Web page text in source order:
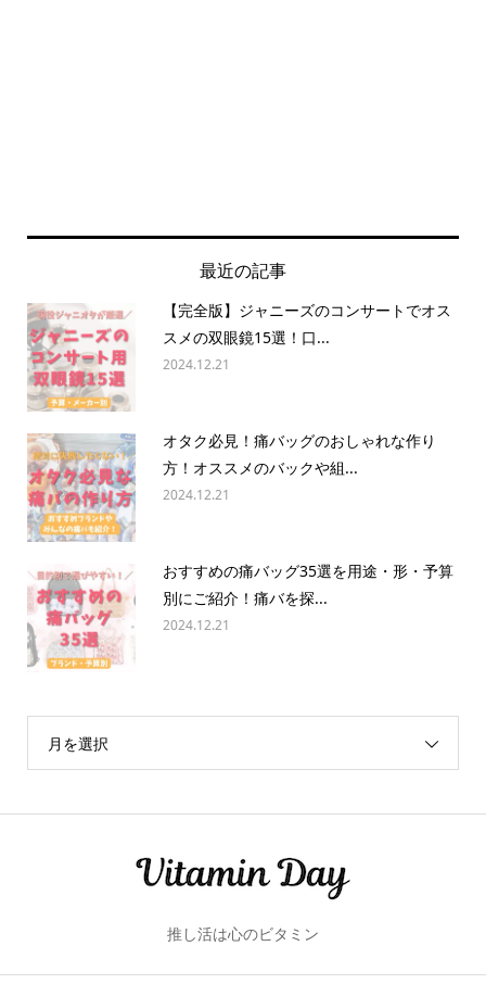
最近の記事
【完全版】ジャニーズのコンサートでオス
スメの双眼鏡15選！口...
2024.12.21
オタク必見！痛バッグのおしゃれな作り
方！オススメのバックや組...
2024.12.21
おすすめの痛バッグ35選を用途・形・予算
別にご紹介！痛バを探...
2024.12.21
月を選択
推し活は心のビタミン